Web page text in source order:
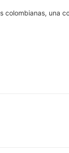
colombianas, una